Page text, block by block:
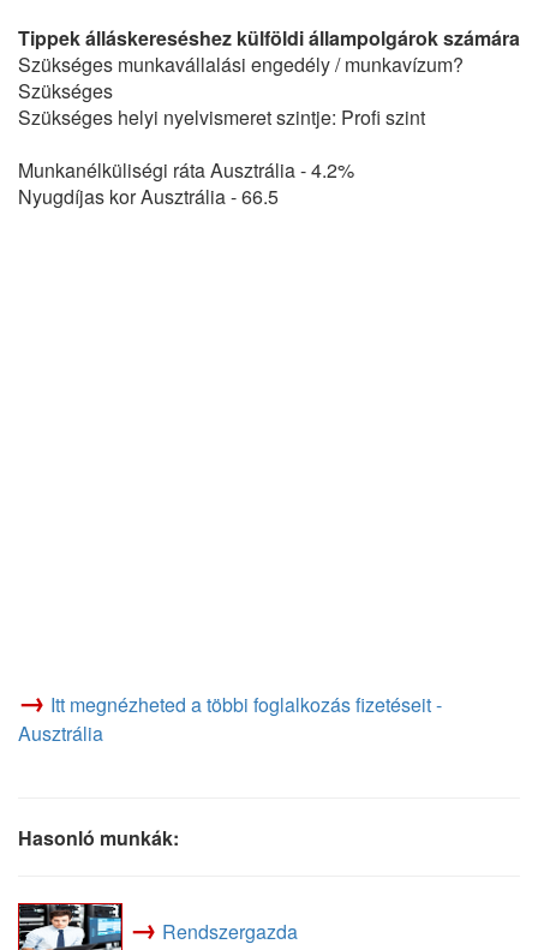
Tippek álláskereséshez külföldi állampolgárok számára
Szükséges munkavállalási engedély / munkavízum?
Szükséges
Szükséges helyi nyelvismeret szintje: Profi szint
Munkanélküliségi ráta Ausztrália - 4.2%
Nyugdíjas kor Ausztrália - 66.5
→ Itt megnézheted a többi foglalkozás fizetéseit -
Ausztrália
Hasonló munkák:
→ Rendszergazda